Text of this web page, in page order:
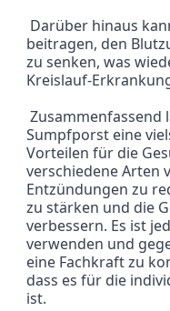
beitragen, den
zu senken, was
Kreislauf-
Zusammenfassend lässt sich sagen, dass
Sumpfporst eine
Vorteilen für die
verschiedene Arten
Entzündungen zu
zu stärken und die
verbessern. Es ist
verwenden und
eine Fachkraft zu
dass es für die
ist.